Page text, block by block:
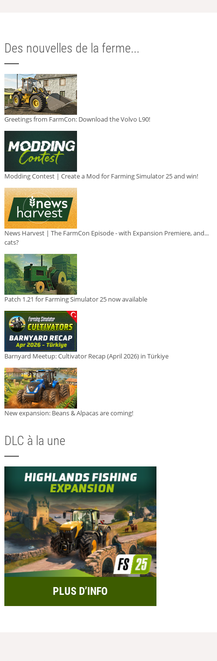
Des nouvelles de la ferme...
Greetings from FarmCon: Download the Volvo L90!
Modding Contest | Create a Mod for Farming Simulator 25 and win!
News Harvest | The FarmCon Episode - with Expansion Premiere, and...
cats?
Patch 1.21 for Farming Simulator 25 now available
Barnyard Meetup: Cultivator Recap (April 2026) in Türkiye
New expansion: Beans & Alpacas are coming!
DLC à la une
PLUS D’INFO